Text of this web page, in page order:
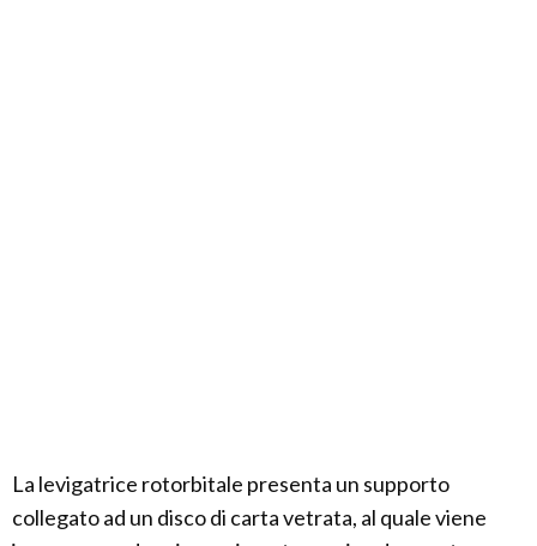
La levigatrice rotorbitale presenta un supporto
collegato ad un disco di carta vetrata, al quale viene